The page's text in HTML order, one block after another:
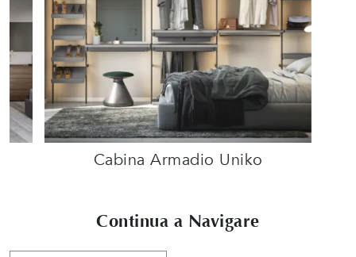
Cabina Armadio Uniko
Continua a Navigare